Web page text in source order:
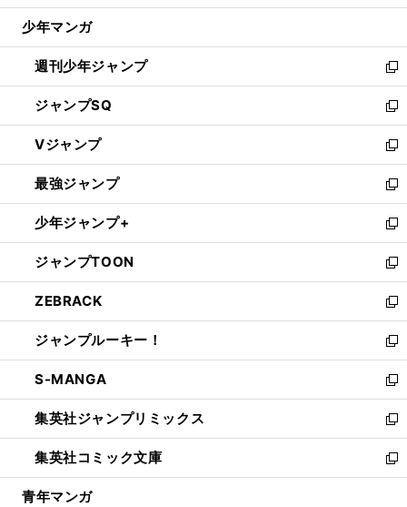
ウ
開
く
少年マンガ
週刊少年ジャンプ
新
し
い
ウ
ィ
ン
ド
ウ
で
開
く
ジャンプSQ
新
し
い
ウ
ィ
ン
ド
ウ
で
開
く
Vジャンプ
新
し
い
ウ
ィ
ン
ド
ウ
で
開
く
最強ジャンプ
新
し
い
ウ
ィ
ン
ド
ウ
で
開
く
少年ジャンプ+
新
し
い
ウ
ィ
ン
ド
ウ
で
開
く
ジャンプTOON
新
し
い
ウ
ィ
ン
ド
ウ
で
開
く
ZEBRACK
新
し
い
ウ
ィ
ン
ド
ウ
で
開
ジャンプルーキー！
新
し
い
ウ
ィ
ン
ド
ウ
S-MANGA
新
し
い
ウ
ィ
ン
集英社ジャンプリミックス
新
し
い
ウ
集英社コミック文庫
新
し
青年マンガ